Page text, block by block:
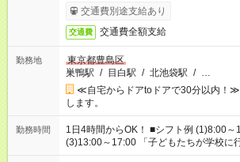
交通費別途支給あり
交通費 交通費全額支給
勤務地
東京都豊島区
巣鴨駅 / 目白駅 / 北池袋駅 / …
≪自宅からドアtoドアで30分以内！
します。
勤務時間
1日4時間からOK！ ■シフト例 (1)8:00～12:00 (2)10:00～14:00
(3)13:00～17:00 「子どもたちが学校に行く間だけ働きたい」
「余裕を持って夕飯の準備がしたい」